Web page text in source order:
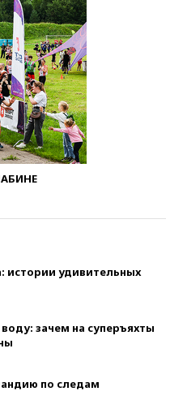
истории удивительных
зачем на суперъяхты
по следам